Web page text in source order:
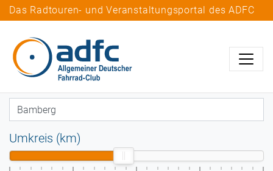
Das Radtouren- und Veranstaltungsportal des ADFC
Umkreis (km)